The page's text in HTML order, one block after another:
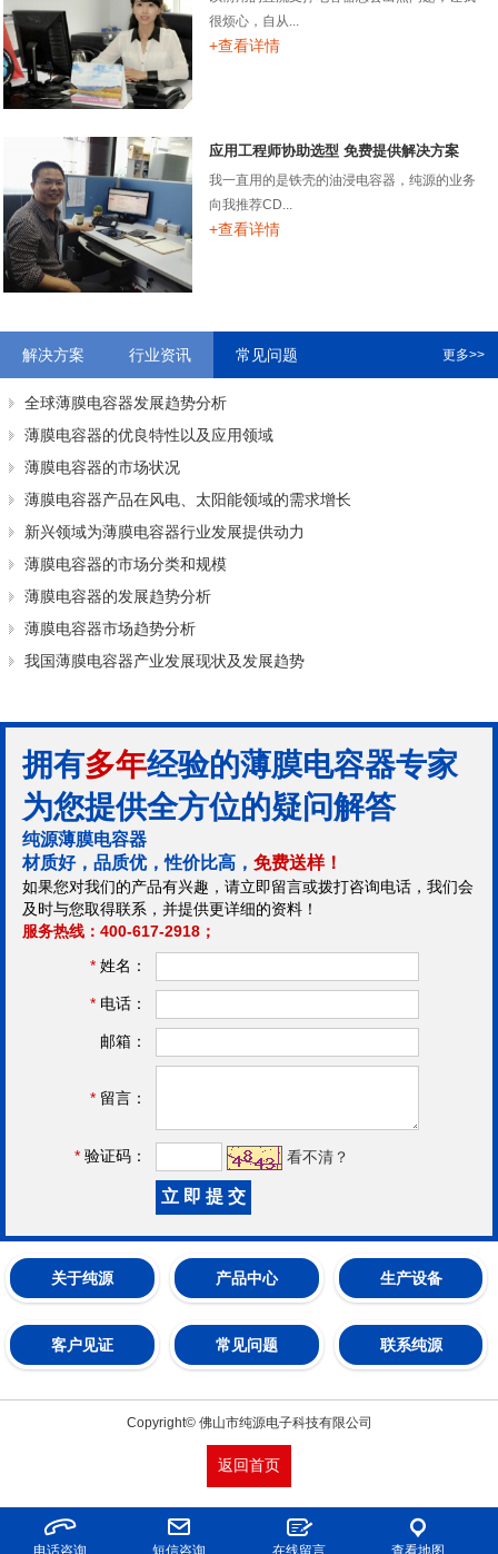
很烦心，自从...
+查看详情
应用工程师协助选型 免费提供解决方案
我一直用的是铁壳的油浸电容器，纯源的业务
向我推荐CD...
+查看详情
解决方案 行业资讯 常见问题 更多>>
全球薄膜电容器发展趋势分析
薄膜电容器的优良特性以及应用领域
薄膜电容器的市场状况
薄膜电容器产品在风电、太阳能领域的需求增长
新兴领域为薄膜电容器行业发展提供动力
薄膜电容器的市场分类和规模
薄膜电容器的发展趋势分析
薄膜电容器市场趋势分析
我国薄膜电容器产业发展现状及发展趋势
拥有多年经验的薄膜电容器专家
为您提供全方位的疑问解答
纯源薄膜电容器
材质好，品质优，性价比高， 免费送样！
如果您对我们的产品有兴趣，请立即留言或拨打咨询电话，我们会
及时与您取得联系，并提供更详细的资料！
服务热线：400-617-2918；
* 姓名：
* 电话：
邮箱：
* 留言：
* 验证码： 看不清？
关于纯源 产品中心 生产设备
客户见证 常见问题 联系纯源
Copyright© 佛山市纯源电子科技有限公司
返回首页
电话咨询 短信咨询 在线留言 查看地图